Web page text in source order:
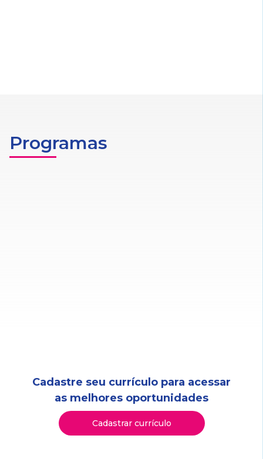
Programas
Cadastre seu currículo para acessar
as melhores oportunidades
Cadastrar currículo